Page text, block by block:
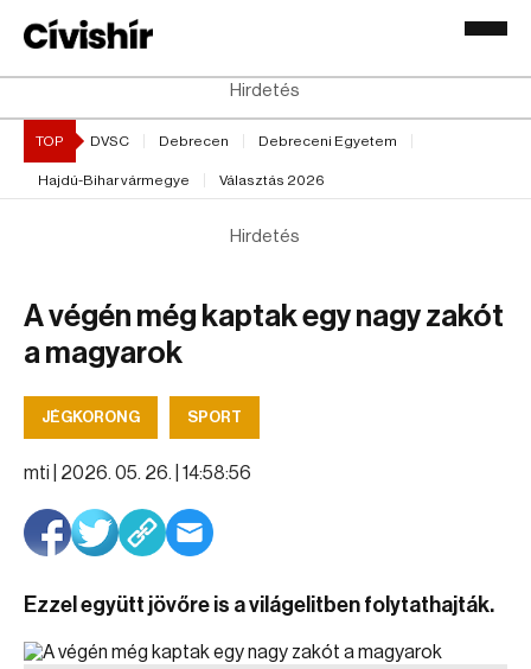
Hirdetés
TOP DVSC Debrecen Debreceni Egyetem
Hajdú-Bihar vármegye Választás 2026
Hirdetés
A végén még kaptak egy nagy zakót
a magyarok
JÉGKORONG SPORT
mti | 2026. 05. 26. | 14:58:56
Ezzel együtt jövőre is a világelitben folytathajták.